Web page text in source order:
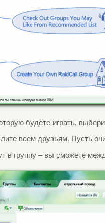
будете играть,
всем друзьям. Пусть
в группу – вы сможете